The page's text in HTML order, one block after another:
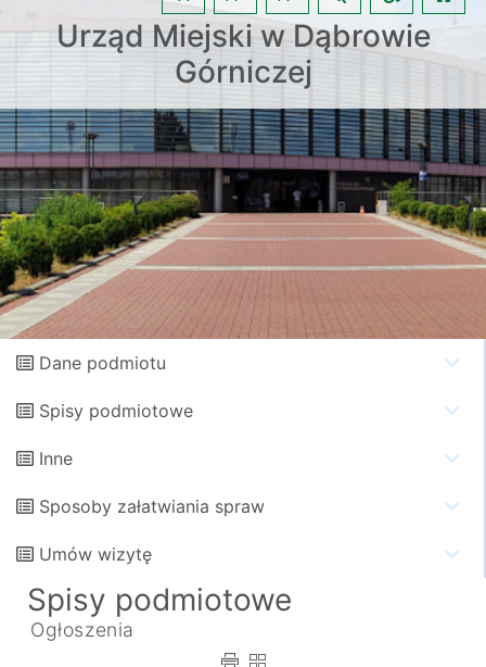
Urząd Miejski w Dąbrowie
Górniczej
Dane podmiotu
Spisy podmiotowe
Inne
Sposoby załatwiania spraw
Umów wizytę
Spisy podmiotowe
Ogłoszenia